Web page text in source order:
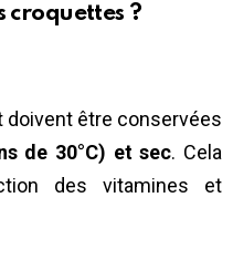
croquettes ?
être conservées
de 30°C) et sec. Cela
des vitamines et